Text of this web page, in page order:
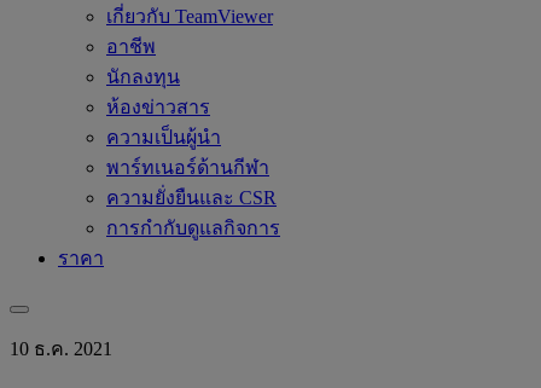
เกี่ยวกับ TeamViewer
อาชีพ
นักลงทุน
ห้องข่าวสาร
ความเป็นผู้นำ
พาร์ทเนอร์ด้านกีฬา
ความยั่งยืนและ CSR
การกำกับดูแลกิจการ
ราคา
10 ธ.ค. 2021